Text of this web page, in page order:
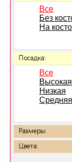
Все
Без
На
Посадка:
Все
Высокая
Низкая
Средняя
Размеры:
Цвета: